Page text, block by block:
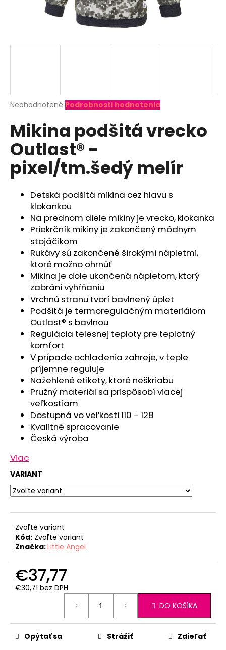
Priemerné
produktu
je
0,0
z
5
hviezdičiek.
Neohodnotené Podrobnosti hodnotenia
Mikina podšitá vrecko
Outlast® -
pixel/tm.šedý melír
Detská podšitá mikina cez hlavu s
klokankou
Na prednom diele mikiny je vrecko, klokanka
Priekrčník mikiny je zakončený módnym
stojáčikom
Rukávy sú zakončené širokými nápletmi,
ktoré možno ohrnúť
Mikina je dole ukončená nápletom, ktorý
zabráni vyhŕňaniu
Vrchnú stranu tvorí bavlnený úplet
Podšitá je termoregulačným materiálom
Outlast® s bavlnou
Regulácia telesnej teploty pre teplotný
komfort
V prípade ochladenia zahreje, v teple
príjemne reguluje
Nažehlené etikety, ktoré neškriabu
Pružný materiál sa prispôsobí viacej
veľkostiam
Dostupná vo veľkosti 110 - 128
Kvalitné spracovanie
Česká výroba
Viac
VARIANT
Zvoľte variant
Kód: Zvoľte variant
Značka:Little Angel
€37,77
€30,71 bez DPH
DO KOŠÍKA
Opýtať sa Strážiť Zdieľať
O
d
p
BODY
TENKÉ
OUTLAST®
SV.FIALOVÁ
€20,97